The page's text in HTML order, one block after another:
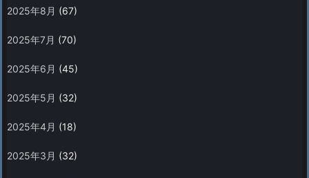
2025年8月 (67)
2025年7月 (70)
2025年6月 (45)
2025年5月 (32)
2025年4月 (18)
2025年3月 (32)